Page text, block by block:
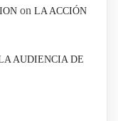
on LA ACCIÓN
AUDIENCIA DE